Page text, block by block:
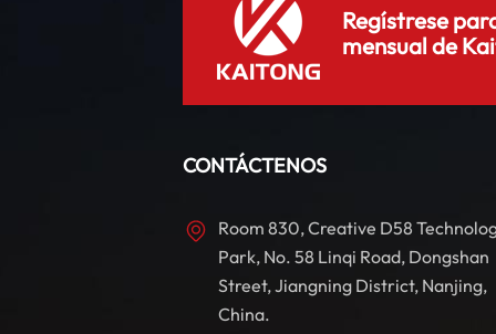
Regístrese
mensual de
CONTÁCTENOS
Room 830, Creative D58
Park, No. 58 Linqi Road, Dongshan
Street, Jiangning District, Nanjing,
China.